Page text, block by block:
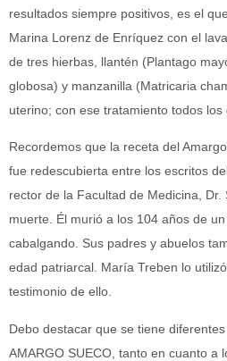
resultados siempre positivos, es el
Marina Lorenz de Enríquez con el
de tres hierbas, llantén (Plantago
globosa) y manzanilla (Matricaria
uterino; con ese tratamiento todos los
Recordemos que la receta del
fue redescubierta entre los escritos
rector de la Facultad de Medicina, Dr.
muerte. Él murió a los 104 años de
cabalgando. Sus padres y abuelos
edad patriarcal. María Treben lo
testimonio de ello.
Debo destacar que se tiene
AMARGO SUECO, tanto en cuanto a